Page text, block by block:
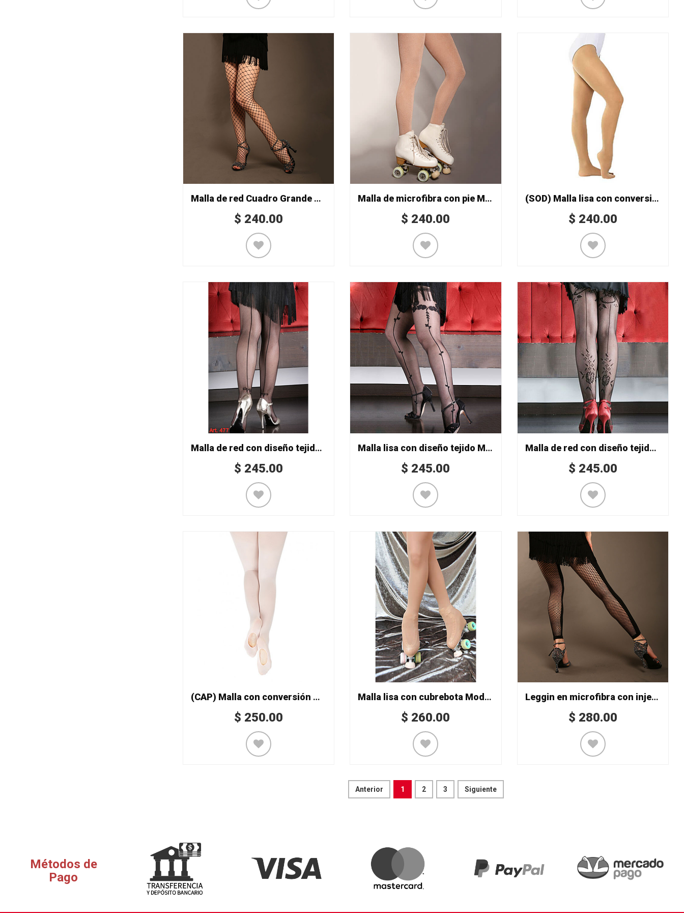
Malla de red Cuadro Grande Mod. 80
$ 240.00
Malla de microfibra con pie Mod. 519/P
$ 240.00
(SOD) Malla lisa con conversión Mod. CK302
$ 240.00
Malla de red con diseño tejido Mod. 477
$ 245.00
Malla lisa con diseño tejido Mod. 528
$ 245.00
Malla de red con diseño tejido Mod. 544
$ 245.00
(CAP) Malla con conversión Mod. 1821
$ 250.00
Malla lisa con cubrebota Mod. 518/50/N
$ 260.00
Leggin en microfibra con injerto en red Mod. 8349
$ 280.00
Anterior 1 2 3 Siguiente
Métodos de
Pago